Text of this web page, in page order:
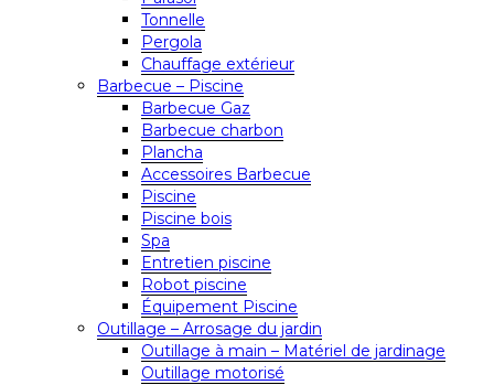
Tonnelle
Pergola
Chauffage extérieur
Barbecue – Piscine
Barbecue Gaz
Barbecue charbon
Plancha
Accessoires Barbecue
Piscine
Piscine bois
Spa
Entretien piscine
Robot piscine
Équipement Piscine
Outillage – Arrosage du jardin
Outillage à main – Matériel de jardinage
Outillage motorisé